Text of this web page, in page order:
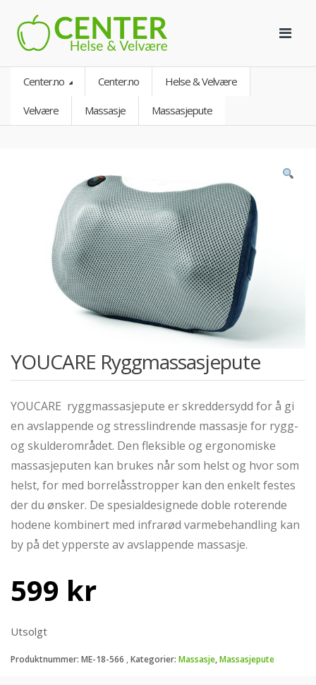
Center.no Center.no Helse & Velvære
Velvære Massasje Massasjepute
YOUCARE Ryggmassasjepute
YOUCARE ryggmassasjepute er skreddersydd for å gi
en avslappende og stresslindrende massasje for rygg-
og skulderområdet. Den fleksible og ergonomiske
massasjeputen kan brukes når som helst og hvor som
helst, for med borrelåsstropper kan den enkelt festes
der du ønsker. De spesialdesignede doble roterende
hodene kombinert med infrarød varmebehandling kan
by på det ypperste av avslappende massasje.
599 kr
Utsolgt
Produktnummer: ME-18-566 Kategorier: Massasje,Massasjepute